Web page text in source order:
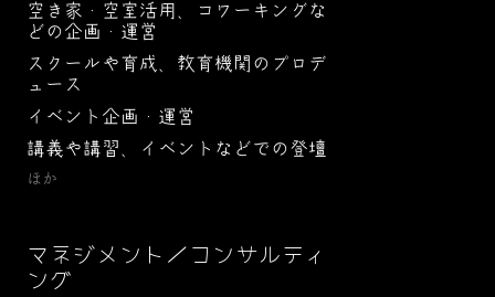
空き家・空室活用、コワーキングな
どの企画・運営
スクールや育成、教育機関のプロデ
ュース
イベント企画・運営
講義や講習、イベントなどでの登壇
ほか
マネジメント／コンサルティ
ング